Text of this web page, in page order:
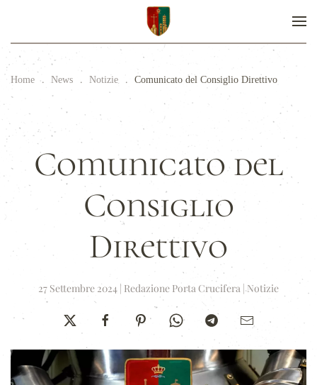
Home News Notizie Comunicato del Consiglio Direttivo
Comunicato del
Consiglio
Direttivo
27 Settembre 2024 | Redazione Porta Crucifera |Notizie